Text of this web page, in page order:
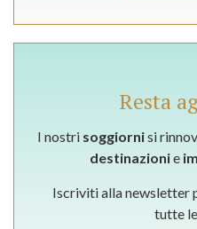
Resta
I nostri soggiornisi
destinazionie
Iscriviti alla newsletter
tutte